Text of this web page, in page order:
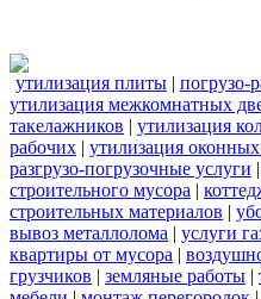
утилизация плиты | погрузо-
утилизация межкомнатных
такелажников | утилизация
рабочих | утилизация
разгрузо-погрузочные услуги |
строительного мусора |
строительных материалов |
вывоз металлолома | услуги
квартиры от мусора |
грузчиков | земляные работы |